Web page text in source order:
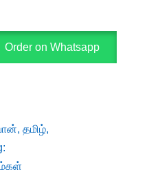
Order on Whatsapp
, தமிழ்,